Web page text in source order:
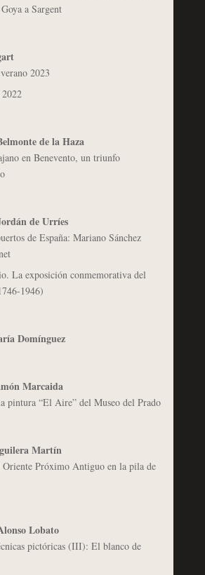
a Sargent
2023
de la Haza
en Benevento, un triunfo
de Urríes
de España: Mariano Sánchez
La exposición conmemorativa del
1946)
Domínguez
Marcaida
pintura “El Aire” del Museo del Prado
Martín
Oriente Próximo Antiguo en la pila de
Lobato
pictóricas (III): El blanco de